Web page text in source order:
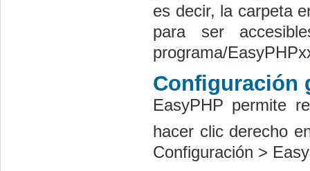
es decir, la carpeta
para ser
programa/
Configuración
EasyPHP permite
hacer clic derecho
Configuración >